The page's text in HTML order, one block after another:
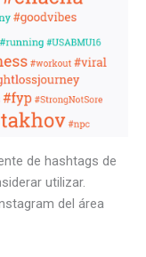
de hashtags de
utilizar.
del área